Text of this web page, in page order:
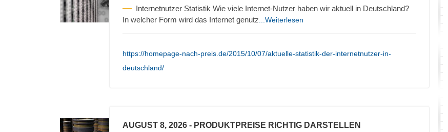
Internetnutzer Statistik Wie viele Internet-Nutzer haben wir aktuell in Deutschland?
In welcher Form wird das Internet genutz ...Weiterlesen
https://homepage-nach-preis.de/2015/10/07/aktuelle-statistik-der-internetnutzer-in-
deutschland/
AUGUST 8, 2026 - PRODUKTPREISE RICHTIG DARSTELLEN